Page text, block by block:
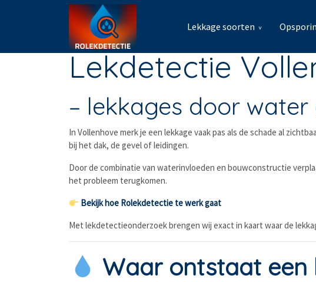
Lekkage soorten
Lekdetectie
– lekkages door
In Vollenhove merk je een lekkage vaak pas als de schade al
bij het dak, de gevel of leidingen.
Door de combinatie van waterinvloeden en bouwconstructie
het probleem terugkomen.
Bekijk hoe Rolekdetectie te werk gaat
Met lekdetectieonderzoek brengen wij exact in kaart waar de
Waar ontstaat een